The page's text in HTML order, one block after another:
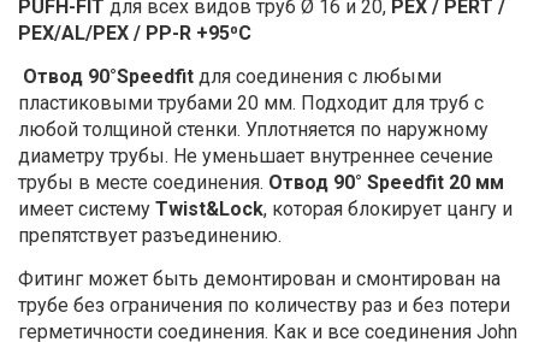
PUFH-FIT для всех видов труб Ø 16 и 20, PEX / PERT /
PEX/AL/PEX / PP-R +95⁰С
Отвод 90°Speedfit для соединения c любыми
пластиковыми трубами 20 мм. Подходит для труб с
любой толщиной стенки. Уплотняется по наружному
диаметру трубы. Не уменьшает внутреннее сечение
трубы в месте соединения. Отвод 90° Speedfit 20 мм
имеет систему Twist&Lock, которая блокирует цангу и
препятствует разъединению.
Фитинг может быть демонтирован и смонтирован на
трубе без ограничения по количеству раз и без потери
герметичности соединения. Как и все соединения John